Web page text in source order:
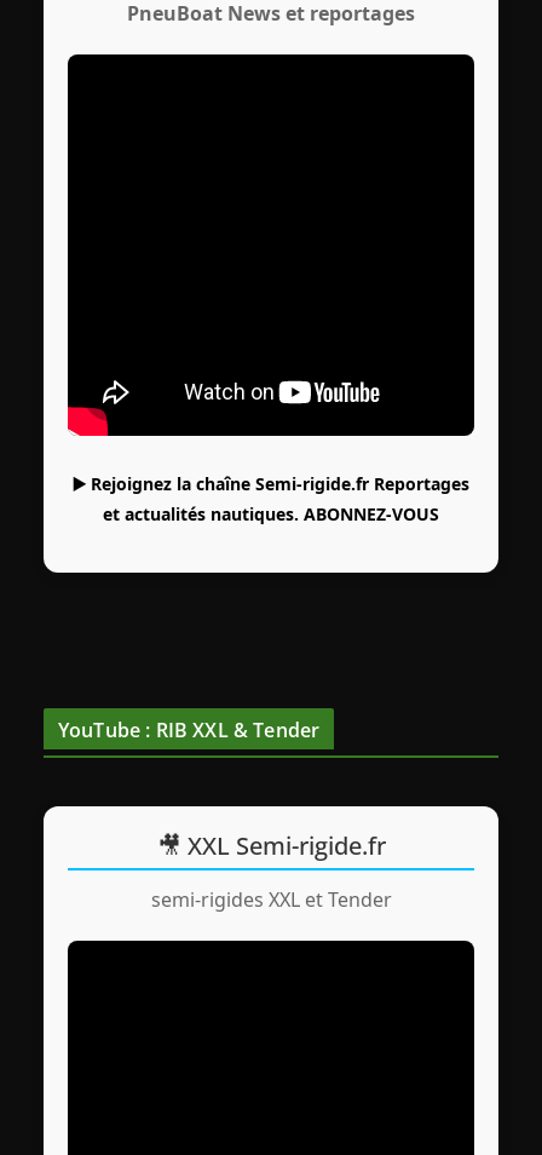
PneuBoat News et reportages
▶️ Rejoignez la chaîne Semi-rigide.fr Reportages
et actualités nautiques. ABONNEZ-VOUS
YouTube : RIB XXL & Tender
🎥 XXL Semi-rigide.fr
semi-rigides XXL et Tender